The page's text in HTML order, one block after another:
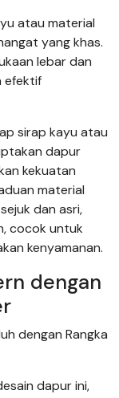
atau material
yang khas.
lebar dan
efektif
sirap kayu atau
dapur
kekuatan
material
dan asri,
cocok untuk
kenyamanan.
dengan
dengan Rangka
dapur ini,